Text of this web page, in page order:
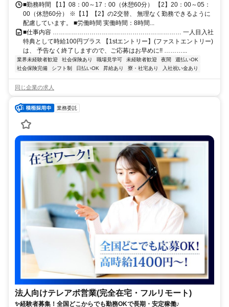
■勤務時間 【1】08：00～17：00（休憩60分） 【2】20：00～05：
00（休憩60分） ※【1】【2】の2交替、 無理なく勤務できるように
配慮しています。 ■労働時間 実働時間：8時間...
■仕事内容 ……………………………………………………… 一人目入社
特典として時給100円プラス 【1stエントリー】(ファストエントリー)
は、 予告なく終了しますので、ご応募はお早めに!! ………...
業界未経験者歓迎 社会保険あり 職場見学可 未経験者歓迎 夜間
週払いOK
社会保険完備
シフト制 日払いOK 昇給あり 寮・社宅あり 入社祝い金あり
同じ企業の求人
業務委託
法人向けテレアポ営業(完全在宅・フルリモート)
✨経験者募集！全国どこからでも勤務OKで長期・安定稼働♪